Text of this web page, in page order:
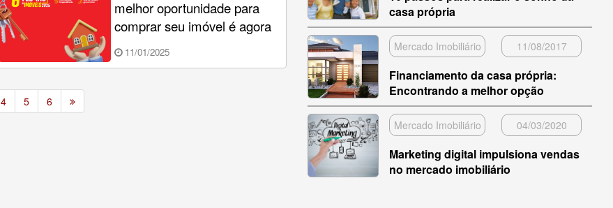
melhor oportunidade para
comprar seu imóvel é agora
11/01/2025
4 5 6
casa própria
Mercado Imobiliário 11/08/2017
Financiamento da casa própria:
Encontrando a melhor opção
Mercado Imobiliário 04/03/2020
Marketing digital impulsiona vendas
no mercado imobiliário